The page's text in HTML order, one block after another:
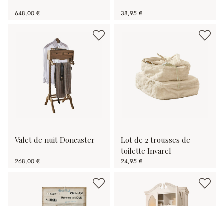
648,00 € 38,95 €
Valet de nuit Doncaster
268,00 €
Lot de 2 trousses de
toilette Invarel
24,95 €